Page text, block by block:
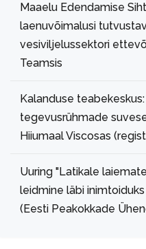
Maaelu Edendamise
laenuvõimalusi
vesiviljelussektori
Teamsis
Kalanduse
tegevusrühmade
Hiiumaal Viscosas
Uuring "Latikale
leidmine läbi
(Eesti Peakokkade